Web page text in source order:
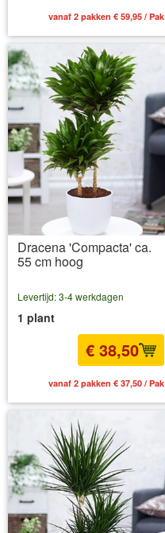
vanaf 2 pakken € 59,95 / Pak
Dracena 'Compacta' ca.
55 cm hoog
Levertijd: 3-4 werkdagen
1 plant
€ 38,50
vanaf 2 pakken € 37,50 / Pak